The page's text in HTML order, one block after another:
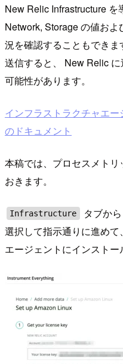
New Relic Infrastructure
Network, Storage の値お
況を確認することもでき
送信すると、 New Relic
可能性があります。
インフラストラクチャエ
のドキュメント
本稿では、プロセスメト
おきます。
Infrastructure
タブか
選択して指示通りに進め
エージェントにインストー